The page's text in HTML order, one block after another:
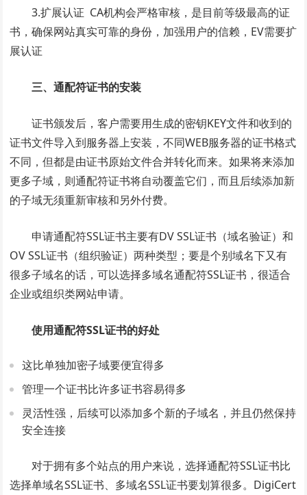
3.扩展认证 CA机构会严格审核，是目前等级最高的证
书，确保网站真实可靠的身份，加强用户的信赖，EV需要扩
展认证
三、通配符证书的安装
证书颁发后，客户需要用生成的密钥KEY文件和收到的
证书文件导入到服务器上安装，不同WEB服务器的证书格式
不同，但都是由证书原始文件合并转化而来。如果将来添加
更多子域，则通配符证书将自动覆盖它们，而且后续添加新
的子域无须重新审核和另外付费。
申请通配符SSL证书主要有DV SSL证书（域名验证）和
OV SSL证书（组织验证）两种类型；要是个别域名下又有
很多子域名的话，可以选择多域名通配符SSL证书，很适合
企业或组织类网站申请。
使用通配符SSL证书的好处
这比单独加密子域要便宜得多
管理一个证书比许多证书容易得多
灵活性强，后续可以添加多个新的子域名，并且仍然保持
安全连接
对于拥有多个站点的用户来说，选择通配符SSL证书比
选择单域名SSL证书、多域名SSL证书要划算很多。DigiCert